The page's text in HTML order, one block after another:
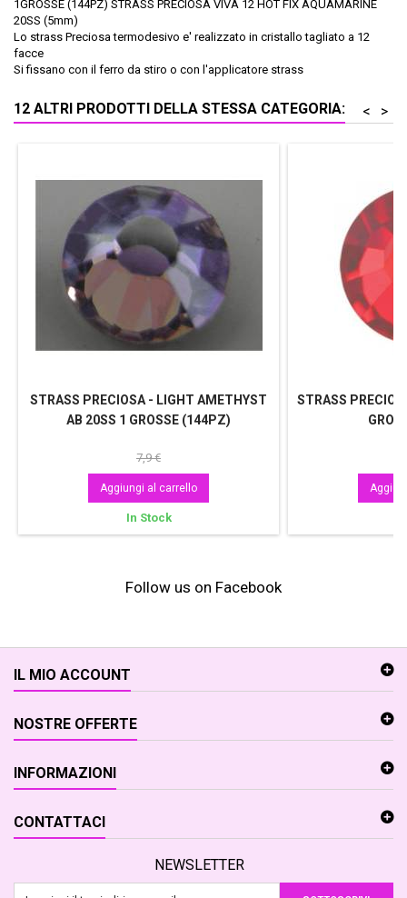
1GROSSE (144PZ) STRASS PRECIOSA VIVA 12 HOT FIX AQUAMARINE
20SS (5mm)
Lo strass Preciosa termodesivo e' realizzato in cristallo tagliato a 12
facce
Si fissano con il ferro da stiro o con l'applicatore strass
12 ALTRI PRODOTTI DELLA STESSA CATEGORIA: >
<
STRASS PRECIOSA - LIGHT AMETHYST
AB 20SS 1 GROSSE (144PZ)
7,9 €
Aggiungi al carrello
In Stock
STRASS
Follow us on Facebook
IL MIO ACCOUNT
NOSTRE OFFERTE
INFORMAZIONI
CONTATTACI
NEWSLETTER